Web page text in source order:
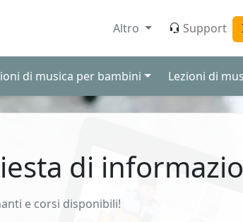
Altro Support
di musica per bambini Lezioni di
di
e corsi disponibili!